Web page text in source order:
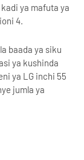
ya mafuta ya
4.
baada ya siku
ya kushinda
ya LG inchi 55
jumla ya